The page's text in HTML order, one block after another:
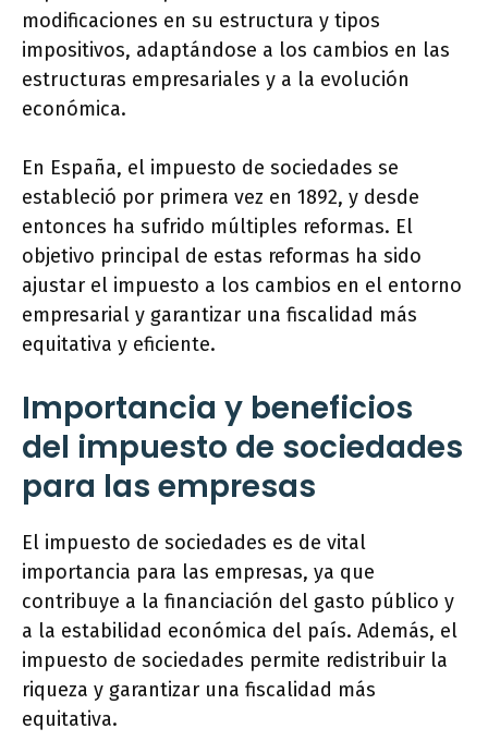
modificaciones en su estructura y tipos
impositivos, adaptándose a los cambios en las
estructuras empresariales y a la evolución
económica.
En España, el impuesto de sociedades se
estableció por primera vez en 1892, y desde
entonces ha sufrido múltiples reformas. El
objetivo principal de estas reformas ha sido
ajustar el impuesto a los cambios en el entorno
empresarial y garantizar una fiscalidad más
equitativa y eficiente.
Importancia y beneficios
del impuesto de sociedades
para las empresas
El impuesto de sociedades es de vital
importancia para las empresas, ya que
contribuye a la financiación del gasto público y
a la estabilidad económica del país. Además, el
impuesto de sociedades permite redistribuir la
riqueza y garantizar una fiscalidad más
equitativa.